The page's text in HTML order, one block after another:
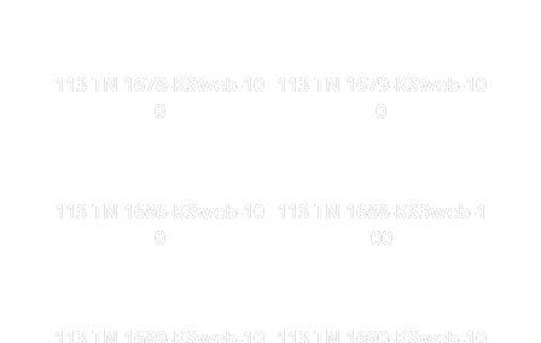
113 TN 1678-KSweb-10
0
113 TN 1679-KSweb-10
0
113 TN 1686-KSweb-10
0
113 TN 1688-KS3web-1
00